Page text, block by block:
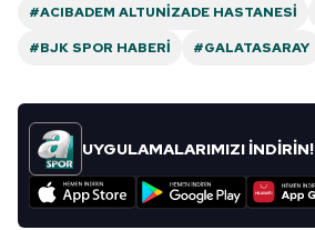
#ACIBADEM ALTUNIZADE HASTANESI
#BJK SPOR HABERI
#GALATASARAY
UYGULAMALARIMIZI İNDİRİN!